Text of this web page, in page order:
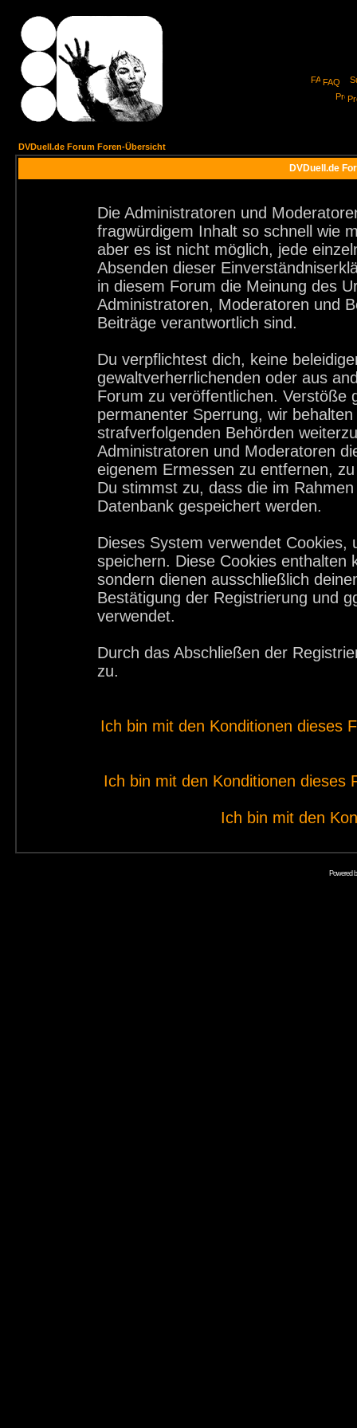
FAQ
DVDuell.de Forum Foren-Übersicht
DVDuell.de
Die Administratoren und
fragwürdigem Inhalt so schnell wie
aber es ist nicht möglich, jede
Absenden dieser
in diesem Forum die Meinung des
Administratoren, Moderatoren und
Beiträge verantwortlich sind.
Du verpflichtest dich, keine
gewaltverherrlichenden oder aus
Forum zu veröffentlichen. Verstöße
permanenter Sperrung, wir
strafverfolgenden Behörden
Administratoren und Moderatoren
eigenem Ermessen zu entfernen,
Du stimmst zu, dass die im
Datenbank gespeichert werden.
Dieses System verwendet
speichern. Diese Cookies enthalten
sondern dienen ausschließlich
Bestätigung der Registrierung und
verwendet.
Durch das Abschließen der
zu.
Ich bin mit den Konditionen dieses
Ich bin mit den Konditionen dieses
Ich bin mit den
Powered